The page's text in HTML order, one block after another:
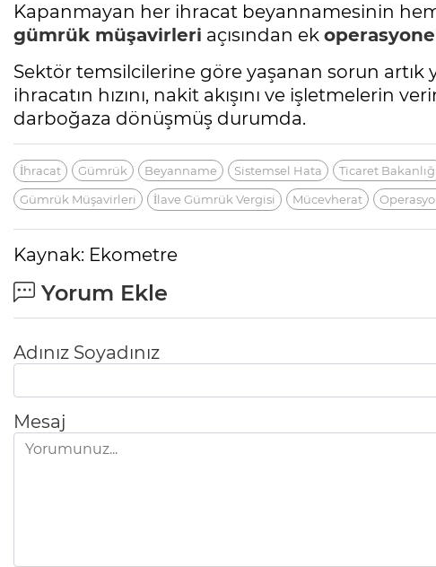
Kapanmayan her ihracat beyannamesinin
gümrük müşavirleri açısından ek
Sektör temsilcilerine göre yaşanan sorun artık
ihracatın hızını, nakit akışını ve işletmelerin
darboğaza dönüşmüş durumda.
İhracat Gümrük Beyanname Sistemsel Hata Ticaret Bakanlığı
Gümrük Müşavirleri
İlave Gümrük Vergisi Mücevherat
Kaynak: Ekometre
Yorum Ekle
Adınız Soyadınız
Mesaj